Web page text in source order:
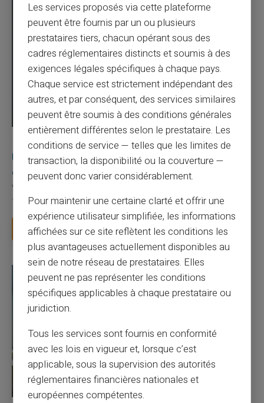
03/08/2026 Veritas Carte prépayée
Une carte bancaire gratuite sans compte, ça
existe ?
Vous avez tapé cette recherche parce que votre banque vous
facture 50 € par an pour une carte que vo...
Lire la suite
Les services proposés via cette plateforme
peuvent être fournis par un ou plusieurs
prestataires tiers, chacun opérant sous des
cadres réglementaires distincts et soumis à des
exigences légales spécifiques à chaque pays.
Chaque service est strictement indépendant des
autres, et par conséquent, des services similaires
peuvent être soumis à des conditions générales
entièrement différentes selon le prestataire. Les
conditions de service — telles que les limites de
transaction, la disponibilité ou la couverture —
peuvent donc varier considérablement.
Pour maintenir une certaine clarté et offrir une
expérience utilisateur simplifiée, les informations
affichées sur ce site reflètent les conditions les
plus avantageuses actuellement disponibles au
sein de notre réseau de prestataires. Elles
peuvent ne pas représenter les conditions
spécifiques applicables à chaque prestataire ou
juridiction.
Tous les services sont fournis en conformité
avec les lois en vigueur et, lorsque c’est
applicable, sous la supervision des autorités
réglementaires financières nationales et
européennes compétentes.